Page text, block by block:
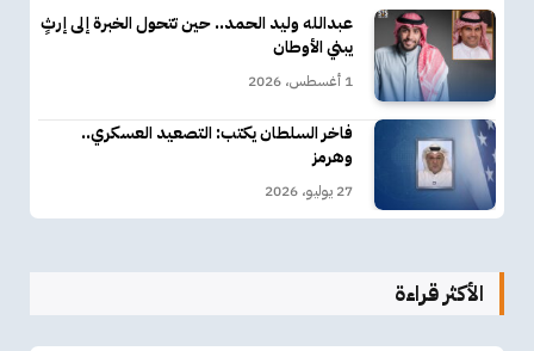
عبدالله وليد الحمد.. حين تتحول الخبرة إلى إرثٍ
يبني الأوطان
1 أغسطس، 2026
فاخر السلطان يكتب: التصعيد العسكري..
وهرمز
27 يوليو، 2026
الأكثر قراءة